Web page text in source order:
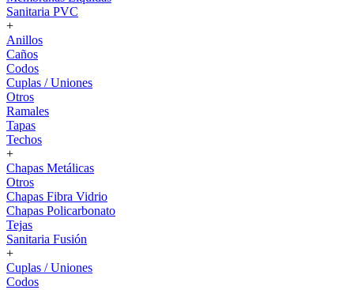
Sanitaria PVC
+
Anillos
Caños
Codos
Cuplas / Uniones
Otros
Ramales
Tapas
Techos
+
Chapas Metálicas
Otros
Chapas Fibra Vidrio
Chapas Policarbonato
Tejas
Sanitaria Fusión
+
Cuplas / Uniones
Codos